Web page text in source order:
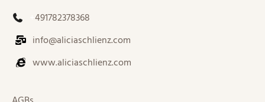
491782378368
info@aliciaschlienz.com
www.aliciaschlienz.com